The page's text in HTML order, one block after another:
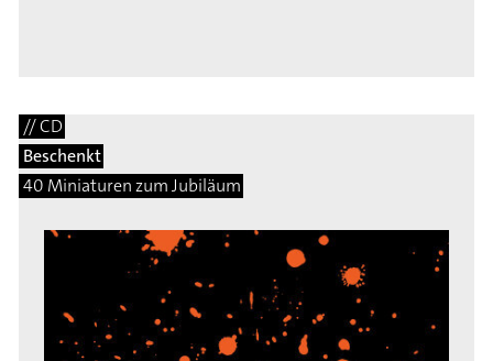
// CD
Beschenkt
40 Miniaturen zum Jubiläum